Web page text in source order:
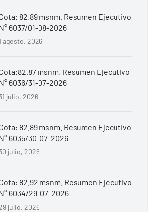
Cota: 82.89 msnm. Resumen Ejecutivo
N° 6037/01-08-2026
1 agosto, 2026
Cota:82.87 msnm. Resumen Ejecutivo
N° 6036/31-07-2026
julio, 2026
Cota: 82.89 msnm. Resumen Ejecutivo
N° 6035/30-07-2026
julio, 2026
Cota: 82.92 msnm. Resumen Ejecutivo
N° 6034/29-07-2026
julio, 2026